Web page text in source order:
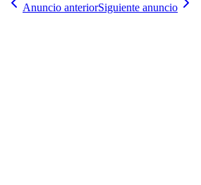
Anuncio anteriorSiguiente anuncio